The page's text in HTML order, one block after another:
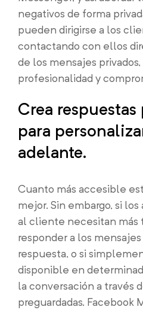
negativos de forma
pueden dirigirse a los
contactando con ellos
de los mensajes
profesionalidad y
Crea
para
adelante.
Cuanto más accesible
mejor. Sin embargo, si
al cliente necesitan más
responder a los
respuesta, o si
disponible en
la conversación a través
preguardadas. Facebook